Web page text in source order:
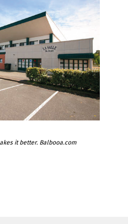
it better. Balbooa.com